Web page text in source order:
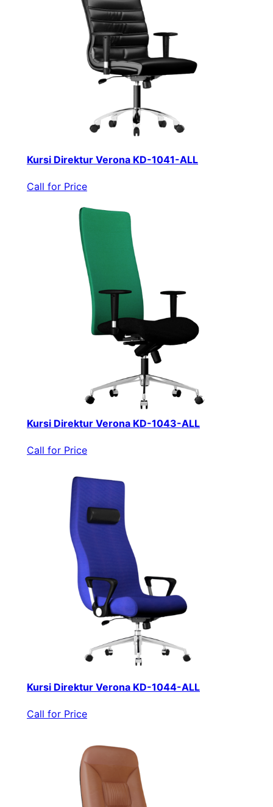
Kursi Direktur Verona KD-1041-ALL
Call for Price
Kursi Direktur Verona KD-1043-ALL
Call for Price
Kursi Direktur Verona KD-1044-ALL
Call for Price